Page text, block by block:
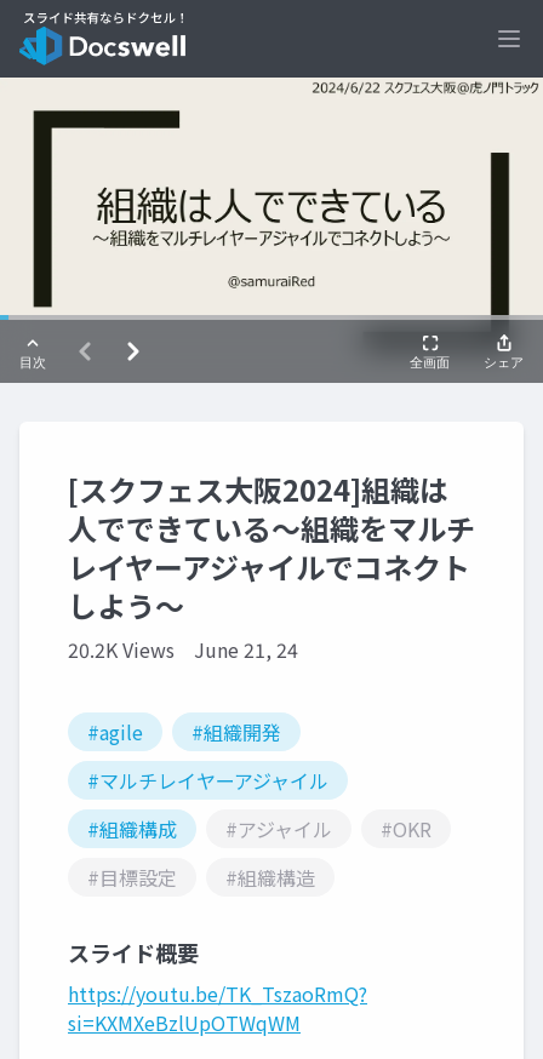
[スクフェス大阪2024]組織は
人でできている～組織をマルチ
レイヤーアジャイルでコネクト
しよう～
20.2K Views June 21, 24
#agile
#組織開発
#マルチレイヤーアジャイル
#組織構成
#アジャイル
#OKR
#目標設定
#組織構造
スライド概要
https://youtu.be/TK_TszaoRmQ?
si=KXMXeBzlUpOTWqWM